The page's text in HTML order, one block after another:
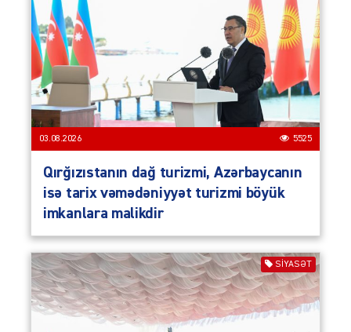
03.08.2026 5525
Qırğızıstanın dağ turizmi, Azərbaycanın
isə tarix vəmədəniyyət turizmi böyük
imkanlara malikdir
SIYASƏT